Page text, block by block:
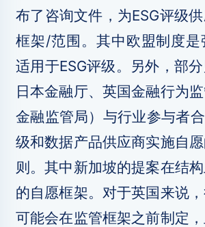
布了咨询文件，为ESG评级
框架/范围。其中欧盟制度是
适用于ESG评级。另外，部
日本金融厅、英国金融行为
金融监管局）与行业参与者
级和数据产品供应商实施自
则。其中新加坡的提案在结
的自愿框架。对于英国来说
可能会在监管框架之前制定